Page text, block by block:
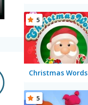
Christmas Words
5
5